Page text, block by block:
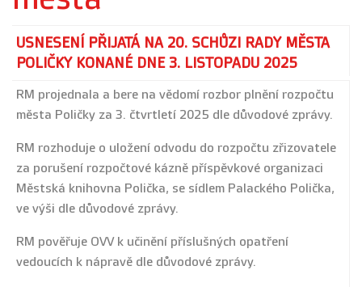
USNESENÍ PŘIJATÁ NA 20. SCHŮZI RADY MĚSTA
POLIČKY KONANÉ DNE 3. LISTOPADU 2025
RM projednala a bere na vědomí rozbor plnění rozpočtu
města Poličky za 3. čtvrtletí 2025 dle důvodové zprávy.
RM rozhoduje o uložení odvodu do rozpočtu zřizovatele
za porušení rozpočtové kázně příspěvkové organizaci
Městská knihovna Polička, se sídlem Palackého Polička,
ve výši dle důvodové zprávy.
RM pověřuje OVV k učinění příslušných opatření
vedoucích k nápravě dle důvodové zprávy.